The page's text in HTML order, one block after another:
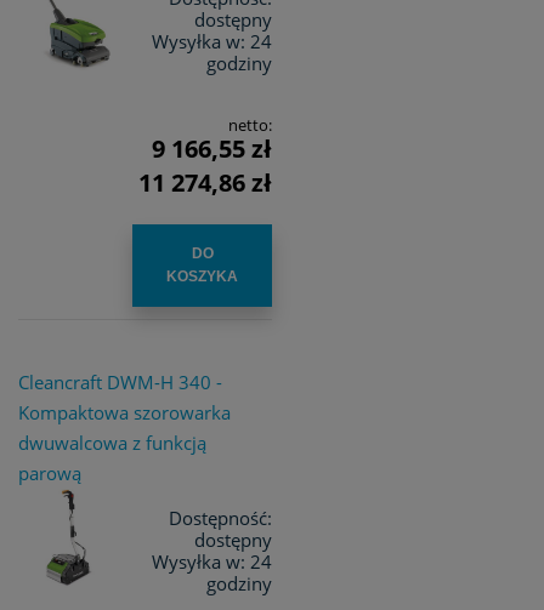
dostępny
Wysyłka w: 24
godziny
netto:
9 166,55 zł
11 274,86 zł
DO
KOSZYKA
Cleancraft DWM-H 340 -
Kompaktowa szorowarka
dwuwalcowa z funkcją
parową
Dostępność:
dostępny
Wysyłka w: 24
godziny